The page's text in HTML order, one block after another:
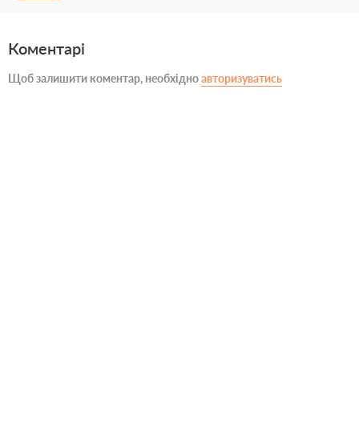
Коментарі
Щоб залишити коментар, необхідноавторизуватись